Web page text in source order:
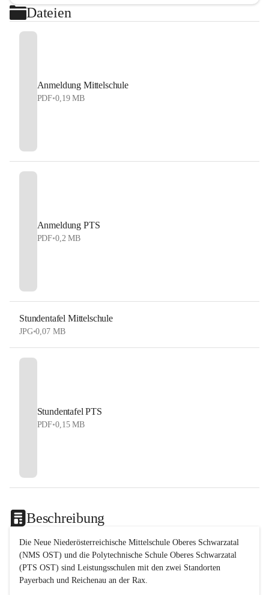
Dateien
Anmeldung Mittelschule
PDF•0,19 MB
Anmeldung PTS
PDF•0,2 MB
Stundentafel Mittelschule
JPG•0,07 MB
Stundentafel PTS
PDF•0,15 MB
Beschreibung
Die Neue Niederösterreichische Mittelschule Oberes Schwarzatal
(NMS OST) und die Polytechnische Schule Oberes Schwarzatal
(PTS OST) sind Leistungsschulen mit den zwei Standorten
Payerbach und Reichenau an der Rax.